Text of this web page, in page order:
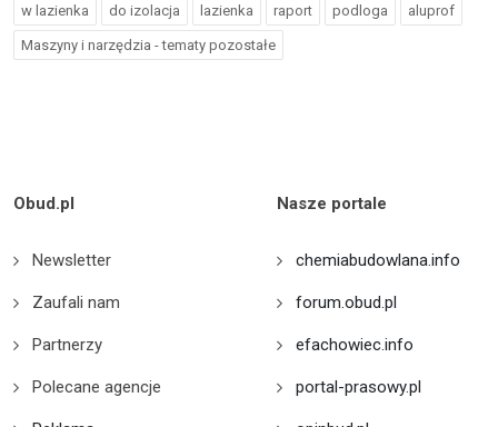
w lazienka do izolacja lazienka raport podloga aluprof
Maszyny i narzędzia - tematy pozostałe
Obud.pl
Newsletter
Zaufali nam
Partnerzy
Polecane agencje
Nasze portale
chemiabudowlana.info
forum.obud.pl
efachowiec.info
portal-prasowy.pl